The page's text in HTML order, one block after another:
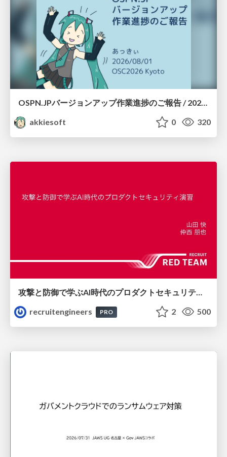
OSPN.JPバージョンアップ作業進捗のご報告 / 20260801-osc26kyoto
akkiesoft
0 320
recruitengineers
PRO 2 500